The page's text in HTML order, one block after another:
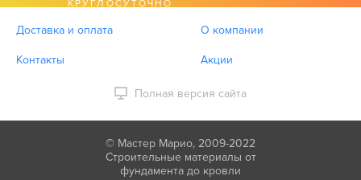
КРУГЛОСУТОЧНО
Доставка и оплата О компании
Контакты Акции
Полная версия сайта
© Мастер Марио, 2009-2022
Строительные материалы от
фундамента до кровли